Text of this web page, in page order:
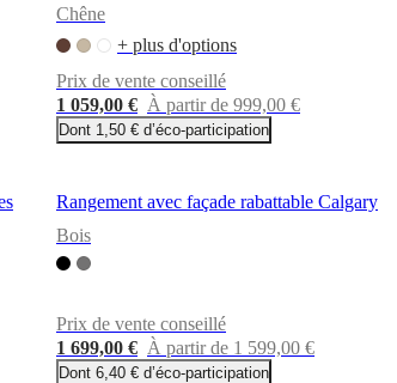
Chêne
+ plus d'options
Prix de vente conseillé
1 059,00 € À partir de 999,00 €
Dont 1,50 € d’éco-participation
Rangement avec façade rabattable Calgary
Bois
Prix de vente conseillé
1 699,00 € À partir de 1 599,00 €
Dont 6,40 € d’éco-participation